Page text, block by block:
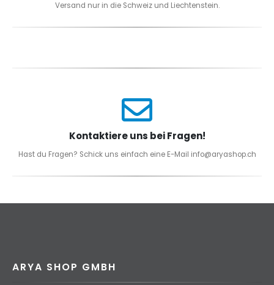
Versand nur in die Schweiz und Liechtenstein.
Kontaktiere uns bei Fragen!
Hast du Fragen? Schick uns einfach eine E-Mail info@aryashop.ch
ARYA SHOP GMBH